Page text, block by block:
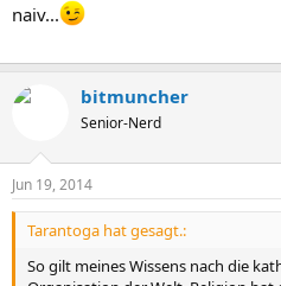
naiv...
bitmuncher
Senior-Nerd
Jun 19, 2014
Tarantoga hat gesagt.:
So gilt meines Wissens nach die